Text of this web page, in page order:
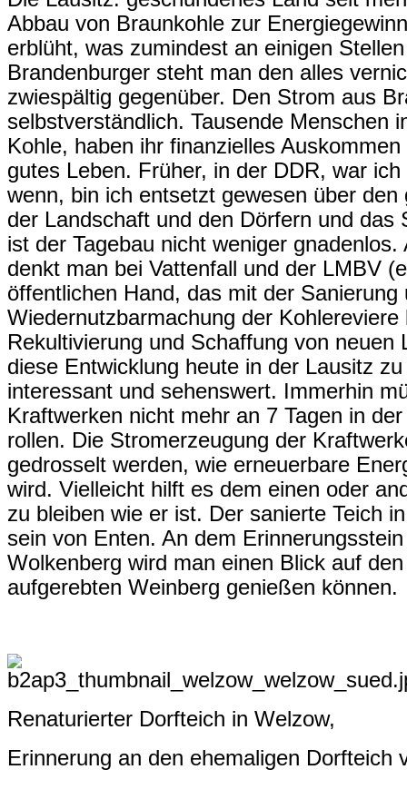
Abbau von Braunkohle zur
erblüht, was zumindest an einigen
Brandenburger steht man den alles
zwiespältig gegenüber. Den Strom aus
selbstverständlich. Tausende Menschen
Kohle, haben ihr finanzielles
gutes Leben. Früher, in der DDR, war
wenn, bin ich entsetzt gewesen über den
der Landschaft und den Dörfern und das
ist der Tagebau nicht weniger
denkt man bei Vattenfall und der LMBV
öffentlichen Hand, das mit der Sanierung
Wiedernutzbarmachung der
Rekultivierung und Schaffung von neuen
diese Entwicklung heute in der Lausitz
interessant und sehenswert. Immerhin
Kraftwerken nicht mehr an 7 Tagen in
rollen. Die Stromerzeugung der
gedrosselt werden, wie erneuerbare
wird. Vielleicht hilft es dem einen oder
zu bleiben wie er ist. Der sanierte Teich
sein von Enten. An dem
Wolkenberg wird man einen Blick auf
aufgerebten Weinberg genießen können.
Renaturierter Dorfteich in Welzow,
Erinnerung an den ehemaligen Dorfteich